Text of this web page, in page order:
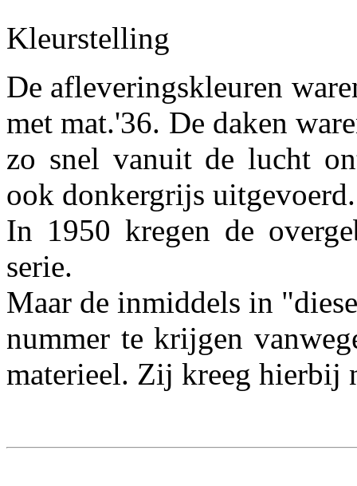
Kleurstelling
De afleveringskleuren
met mat.'36. De daken
zo snel vanuit de lucht
ook donkergrijs uitgevoerd.
In 1950 kregen de
serie.
Maar de inmiddels in
nummer te krijgen
materieel. Zij kreeg hierbij